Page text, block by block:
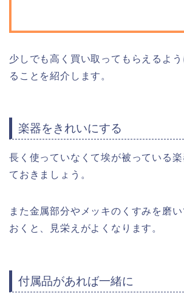
少しでも高く買い取ってもらえるよ
ることを紹介します。
楽器をきれいにする
長く使っていなくて埃が被っている
ておきましょう。
また金属部分やメッキのくすみを磨
おくと、見栄えがよくなります。
付属品があれば一緒に